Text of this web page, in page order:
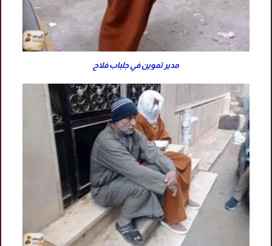
مدير تموين في جلباب فلاح